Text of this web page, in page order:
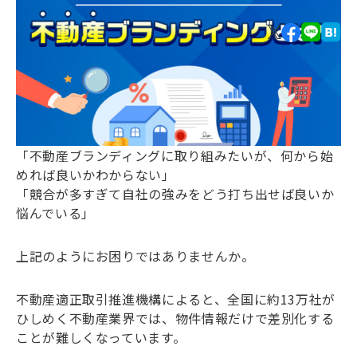
「不動産ブランディングに取り組みたいが、何から始
めれば良いかわからない」
「競合が多すぎて自社の強みをどう打ち出せば良いか
悩んでいる」
上記のようにお困りではありませんか。
不動産適正取引推進機構によると、全国に約13万社が
ひしめく不動産業界では、物件情報だけで差別化する
ことが難しくなっています。